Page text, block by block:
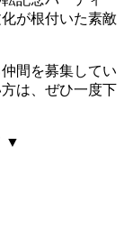
が根付いた素敵
間を募集してい
は、ぜひ一度下
▼